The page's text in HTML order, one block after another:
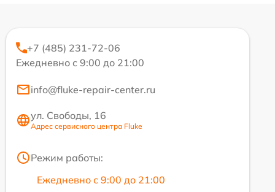
+7 (485) 231-72-06
Ежедневно с 9:00 до 21:00
info@fluke-repair-center.ru
ул. Свободы, 16
Адрес сервисного центра Fluke
Режим работы:
Ежедневно с 9:00 до 21:00